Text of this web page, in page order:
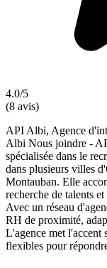
4.0/5
(8 avis)
API Albi, Agence
Albi Nous joindre -
spécialisée dans le
dans plusieurs villes
Montauban. Elle
recherche de talents
Avec un réseau
RH de proximité,
L'agence met l'accent
flexibles pour